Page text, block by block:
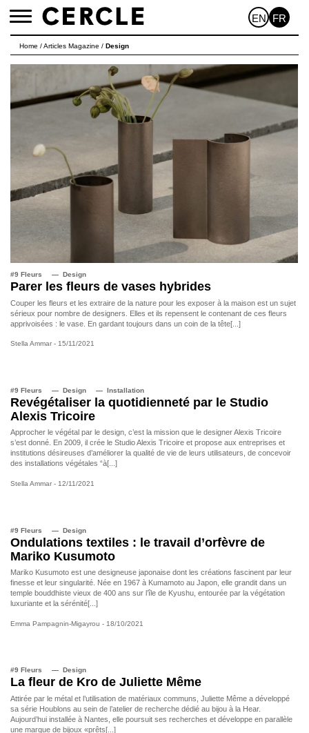
Toggle
EN FR
Home /Articles Magazine / Design
#9 Fleurs Design
Parer les fleurs de vases hybrides
Couper les fleurs et les extraire de la nature pour les exposer à la maison est un sujet
sérieux pour nombre de designers. Elles et ils repensent le contenant de ces fleurs
apprivoisées : le vase. En gardant toujours dans un coin de la tête[...]
Stella Ammar - 15/11/2021
#9 Fleurs Design Installation
Revégétaliser la quotidienneté par le Studio
Alexis Tricoire
Approcher le végétal par le design, c’est la mission que le designer Alexis Tricoire
s’est donné. En 2009, il crée le Studio Alexis Tricoire et propose aux entreprises et
institutions désireuses d’améliorer la qualité de vie de leurs utilisateurs, de concevoir
des installations végétales “à[...]
Stella Ammar - 12/11/2021
#9 Fleurs Design
Ondulations textiles : le travail d’orfèvre de
Mariko Kusumoto
Mariko Kusumoto est une designeuse japonaise dont les créations fascinent par leur
finesse et leur singularité. Née en 1967 à Kumamoto au Japon, elle grandit dans un
temple bouddhiste vieux de 400 ans sur l’île de Kyushu, entourée par la végétation
luxuriante et la sérénité[...]
Emma Pampagnin-Migayrou - 18/10/2021
#9 Fleurs Design
La fleur de Kro de Juliette Même
Attirée par le métal et l’utilisation de matériaux communs, Juliette Même a développé
sa série Houblons au sein de l’atelier de recherche dédié au bijou à la Hear.
Aujourd’hui installée à Nantes, elle poursuit ses recherches et développe en parallèle
une marque de bijoux «prêts[...]